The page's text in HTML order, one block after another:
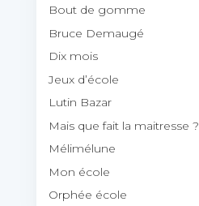
Bout de gomme
Bruce Demaugé
Dix mois
Jeux d’école
Lutin Bazar
Mais que fait la maitresse ?
Mélimélune
Mon école
Orphée école